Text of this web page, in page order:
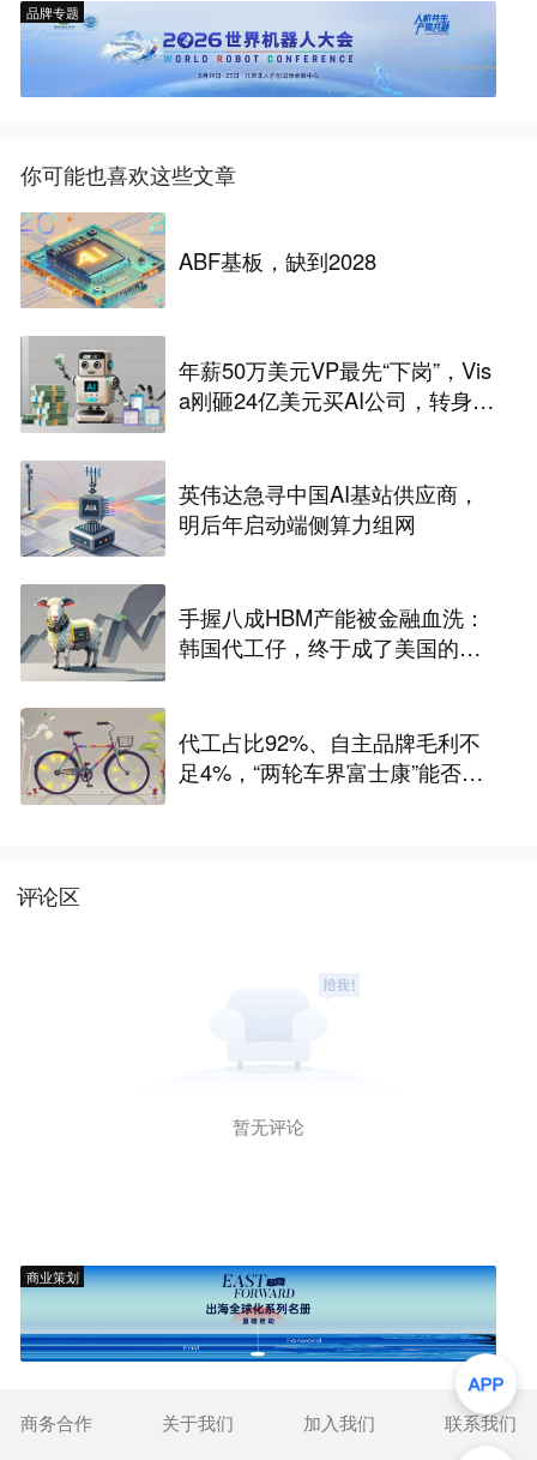
品牌专题
你可能也喜欢这些文章
ABF基板，缺到2028
年薪50万美元VP最先“下岗”，Vis
a刚砸24亿美元买AI公司，转身裁
英伟达急寻中国AI基站供应商，
明后年启动端侧算力组网
手握八成HBM产能被金融血洗：
韩国代工仔，终于成了美国的待
代工占比92%、自主品牌毛利不
足4%，“两轮车界富士康”能否站
评论区
暂无评论
商业策划
商务合作 关于我们 加入我们
联系我们